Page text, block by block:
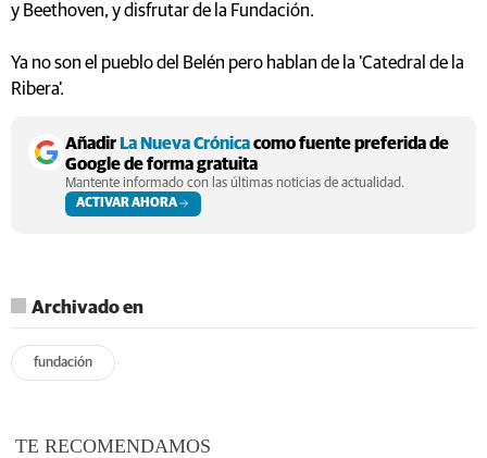
y Beethoven, y disfrutar de la Fundación.
Ya no son el pueblo del Belén pero hablan de la 'Catedral de la
Ribera'.
AñadirLa Nueva Crónicacomo fuente preferida de
Google de forma gratuita
Mantente informado con las últimas noticias de actualidad.
ACTIVAR AHORA
Archivado en
fundación
TE RECOMENDAMOS